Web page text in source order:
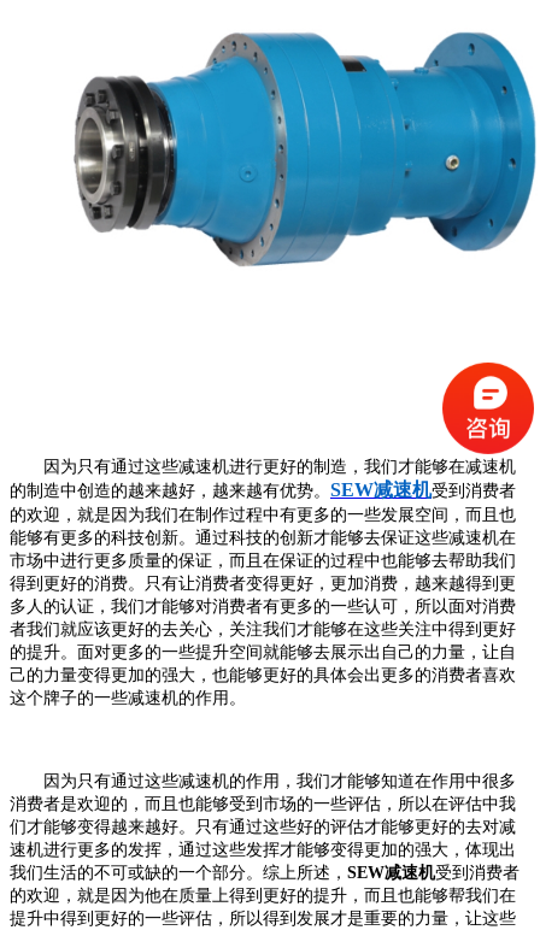
因为只有通过这些减速机进行更好的制造，我们才能够在减速机
的制造中创造的越来越好，越来越有优势。 SEW减速机受到消费者
的欢迎，就是因为我们在制作过程中有更多的一些发展空间，而且也
能够有更多的科技创新。通过科技的创新才能够去保证这些减速机在
市场中进行更多质量的保证，而且在保证的过程中也能够去帮助我们
得到更好的消费。只有让消费者变得更好，更加消费，越来越得到更
多人的认证，我们才能够对消费者有更多的一些认可，所以面对消费
者我们就应该更好的去关心，关注我们才能够在这些关注中得到更好
的提升。面对更多的一些提升空间就能够去展示出自己的力量，让自
己的力量变得更加的强大，也能够更好的具体会出更多的消费者喜欢
这个牌子的一些减速机的作用。
因为只有通过这些减速机的作用，我们才能够知道在作用中很多
消费者是欢迎的，而且也能够受到市场的一些评估，所以在评估中我
们才能够变得越来越好。只有通过这些好的评估才能够更好的去对减
速机进行更多的发挥，通过这些发挥才能够变得更加的强大，体现出
我们生活的不可或缺的一个部分。综上所述， SEW减速机受到消费者
的欢迎，就是因为他在质量上得到更好的提升，而且也能够帮我们在
提升中得到更好的一些评估，所以得到发展才是重要的力量，让这些